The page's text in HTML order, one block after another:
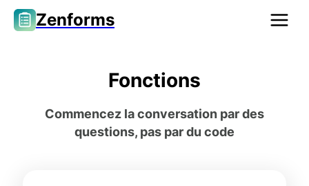
Zenforms
Fonctions
Commencez la conversation par des
questions, pas par du code